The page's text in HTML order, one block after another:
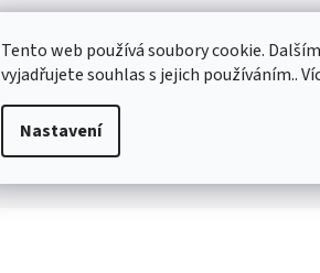
Tento web používá soubory cookie.
vyjadřujete souhlas s jejich používáním..
Nastavení